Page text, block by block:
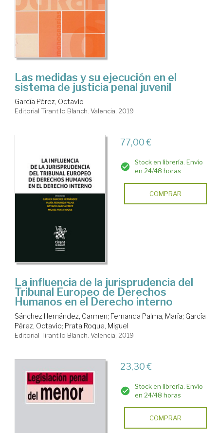
Las medidas y su ejecución en el
sistema de justicia penal juvenil
García Pérez, Octavio
Editorial Tirant lo Blanch. Valencia, 2019
77,00 €
Stock en librería. Envío
en 24/48 horas
COMPRAR
La influencia de la jurisprudencia del
Tribunal Europeo de Derechos
Humanos en el Derecho interno
Sánchez Hernández, Carmen; Fernanda Palma, María; García
Pérez, Octavio; Prata Roque, Miguel
Editorial Tirant lo Blanch. Valencia, 2019
23,30 €
Stock en librería. Envío
en 24/48 horas
COMPRAR